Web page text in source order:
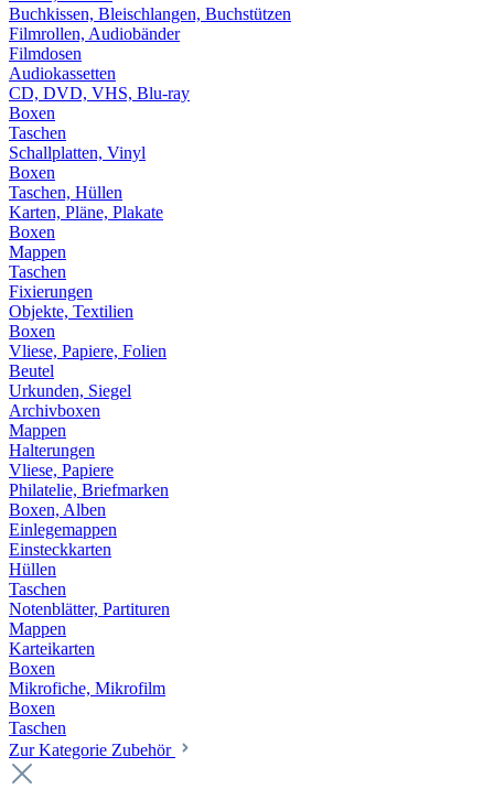
Buchkissen, Bleischlangen, Buchstützen
Filmrollen, Audiobänder
Filmdosen
Audiokassetten
CD, DVD, VHS, Blu-ray
Boxen
Taschen
Schallplatten, Vinyl
Boxen
Taschen, Hüllen
Karten, Pläne, Plakate
Boxen
Mappen
Taschen
Fixierungen
Objekte, Textilien
Boxen
Vliese, Papiere, Folien
Beutel
Urkunden, Siegel
Archivboxen
Mappen
Halterungen
Vliese, Papiere
Philatelie, Briefmarken
Boxen, Alben
Einlegemappen
Einsteckkarten
Hüllen
Taschen
Notenblätter, Partituren
Mappen
Karteikarten
Boxen
Mikrofiche, Mikrofilm
Boxen
Taschen
Zur Kategorie Zubehör